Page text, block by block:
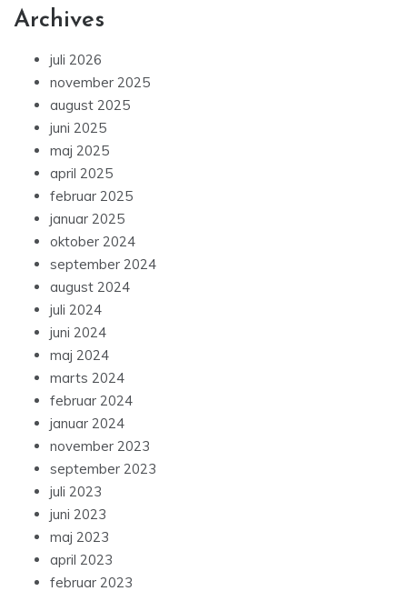
Archives
juli 2026
november 2025
august 2025
juni 2025
maj 2025
april 2025
februar 2025
januar 2025
oktober 2024
september 2024
august 2024
juli 2024
juni 2024
maj 2024
marts 2024
februar 2024
januar 2024
november 2023
september 2023
juli 2023
juni 2023
maj 2023
april 2023
februar 2023